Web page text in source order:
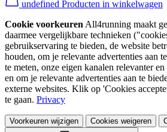
undefined Producten in winkelwagen
Cookie voorkeuren All4running maakt
daarmee vergelijkbare technieken
gebruikservaring te bieden, de website
houden, om je relevante advertenties aan
te meten, onze eigen kanalen relevanter
en om je relevante advertenties aan te
externe websites. Klik op 'Cookies
te gaan. Privacy
Voorkeuren wijzigen Cookies weigeren